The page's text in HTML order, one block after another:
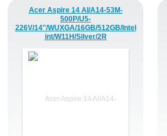
Acer Aspire 14 AI/A14-53M-
500P/U5-
226V/14''/WUXGA/16GB/512GB/Intel
int/W11H/Silver/2R